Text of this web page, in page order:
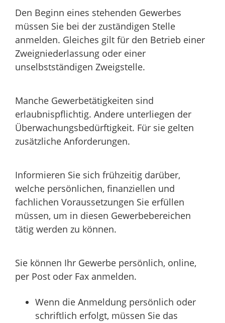
Den Beginn eines stehenden Gewerbes
müssen Sie bei der zuständigen Stelle
anmelden. Gleiches gilt für den Betrieb einer
Zweigniederlassung oder einer
unselbstständigen Zweigstelle.
Manche Gewerbetätigkeiten sind
erlaubnispflichtig. Andere unterliegen der
Überwachungsbedürftigkeit. Für sie gelten
zusätzliche Anforderungen.
Informieren Sie sich frühzeitig darüber,
welche persönlichen, finanziellen und
fachlichen Voraussetzungen Sie erfüllen
müssen, um in diesen Gewerbebereichen
tätig werden zu können.
Sie können Ihr Gewerbe persönlich, online,
per Post oder Fax anmelden.
Wenn die Anmeldung persönlich oder
schriftlich erfolgt, müssen Sie das